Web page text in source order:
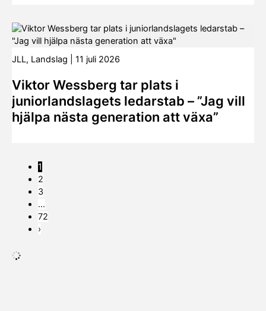
JLL, Landslag 11 juli 2026
Viktor Wessberg tar plats i
juniorlandslagets ledarstab – ”Jag vill
hjälpa nästa generation att växa”
1
2
3
…
72
›